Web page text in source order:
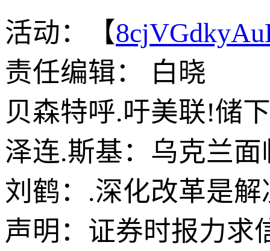
活动：【
责任编辑： 白晓
贝森特呼.吁美联!储
泽连.斯基：乌克兰
刘鹤：.深化改革是
声明：证券时报力求